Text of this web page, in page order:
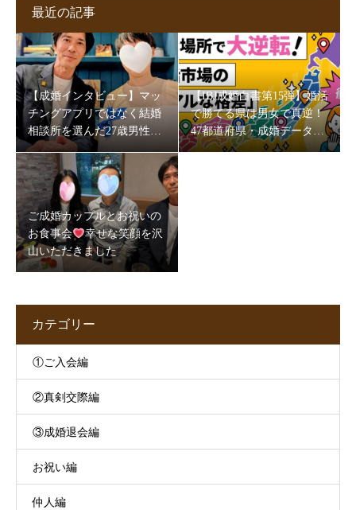
最近の記事
【成婚インタビュー】マッ
チングアプリではなく結婚
相談所を選んだ27歳男性。
5か月半で成婚できた理由
とは
【IBJ成婚白書第15弾】婚活
で勝てる県は男女で真逆！
47都道府県・成婚データが
映す“地域の素顔”
ご成婚カップルとお祝いの
お食事会
幸せな笑顔を沢
山いただきました
カテゴリー
①ご入会編
②真剣交際編
③成婚退会編
お祝い編
仲人編